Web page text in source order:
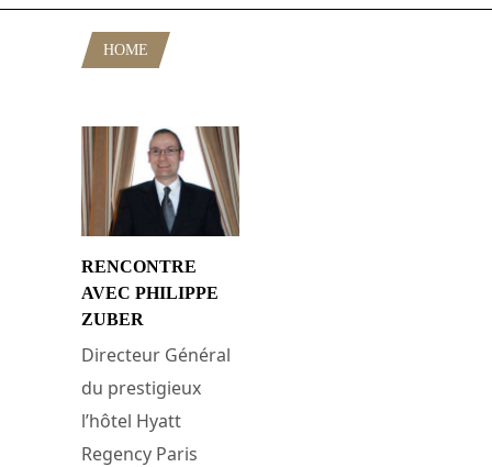
HOME
RENCONTRE
AVEC PHILIPPE
ZUBER
Directeur Général
du prestigieux
l’hôtel Hyatt
Regency Paris